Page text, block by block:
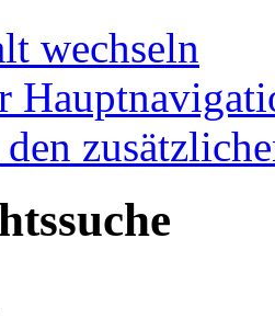
wechseln